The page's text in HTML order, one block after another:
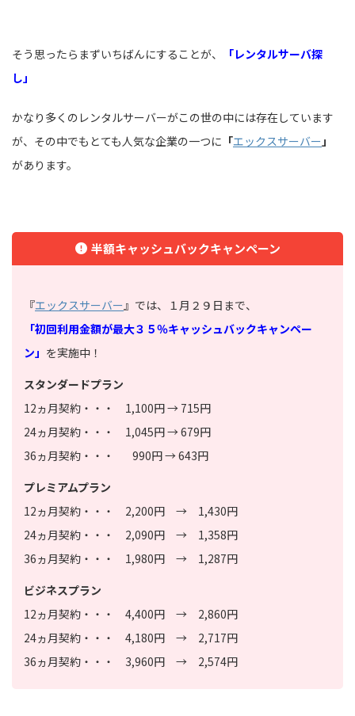
そう思ったらまずいちばんにすることが、
「レンタルサーバ探
し」
かなり多くのレンタルサーバーがこの世の中には存在しています
が、その中でもとても人気な企業の一つに 「エックスサーバー」
があります。
半額キャッシュバックキャンペーン
『エックスサーバー』では、１月２ ９日まで、
「初回利用金額が最大３５％キャッシュバックキャンペー
ン」 を実施中！
スタンダードプラン
12ヵ月契約・・・ 1,100円 → 715円
24ヵ月契約・・・ 1,045円 → 679円
36ヵ月契約・・・ 990円 → 643円
プレミアムプラン
12ヵ月契約・・・ 2,200円 → 1,430円
24ヵ月契約・・・ 2,090円 → 1,358円
36ヵ月契約・・・ 1,980円 → 1,287円
ビジネスプラン
12ヵ月契約・・・ 4,400円 → 2,860円
24ヵ月契約・・・ 4,180円 → 2,717円
36ヵ月契約・・・ 3,960円 → 2,574円